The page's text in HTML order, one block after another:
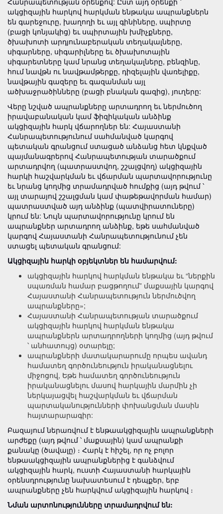
ակցիզային հարկով հարկման ենթակա ապրանքներն
են գարեջուրը, խաղողի եւ այլ գինիները, սպիրտը
(բացի կոնյակից) եւ սպիրտային խմիչքները,
ծխախոտի արդյունաբերական տեղակալները,
սիգարները, սիգարիլները եւ ծխախոտային
սիգարետները կամ նրանց տեղակալները, բենզինը,
հում նավթն ու նավթամթերքը, դիզելային վառելիքը,
նավթային գազերը եւ գազանման այլ
ածխաջրածինները (բացի բնական գազից), յուղերը:
Վերը նշված ապրանքները արտադրող եւ ներմուծող
իրավաբանական կամ ֆիզիկական անձինք
ակցիզային հարկ վճարողներ են: Հայաստանի
Հանրապետությունում սահմանված կարգով
պետական գրանցում ստացած անձանց հետ կնքված
պայմանագրերով Հանրապետության տարածքում
արտադրվող (պատրաստվող, շշալցվող) ակցիզային
հարկի հաշվարկման եւ վճարման պարտավորությունը
եւ նրանց կողմից տրամադրված հումքից (այդ թվում ՝
այլ տարայով շշալցման կամ փաթեթավորման համար)
պատրաստված այդ անձինք (պատվիրատուները)
կրում են: Նույն պարտավորությունը կրում են
ապրանքներ արտադրող անձինք, եթե սահմանված
կարգով Հայաստանի Հանրապետությունում չեն
ստացել պետական գրանցում:
Ակցիզային հարկի օբյեկտներ են համարվում:
ակցիզային հարկով հարկման ենթակա եւ “ներքին
սպառման համար բացթողում” մաքսային կարգով
Հայաստանի Հանրապետություն ներմուծվող
ապրանքները»;
Հայաստանի Հանրապետության տարածքում
ակցիզային հարկով հարկման ենթակա
ապրանքներն արտադրողների կողմից (այդ թվում
՝ անհատույց) օտարելը;
ապրանքների մատակարարումը որպես ավանդ
համատեղ գործունեություն իրականացնելու
միջոցով, Եթե համատեղ գործունեություն
իրականացնելու մասով հարկային մարմին չի
ներկայացվել հաշվարկման եւ վճարման
պարտականությունների փոխանցման մասին
հայտարարագիր:
Բազայում ներառվում է ենթաակցիզային ապրանքների
արժեքը (այդ թվում ՝ մաքսային) կամ ապրանքի
քանակը (ծավալը) ։ Հարկ է հիշել, որ ոչ բոլոր
ենթաակցիզային ապրանքներից է գանձվում
ակցիզային հարկ, ուստի Հայաստանի հարկային
օրենսդրությունը նախատեսում է դեպքեր, երբ
ապրանքները չեն հարկվում ակցիզային հարկով ։
Նման արտոնությունները տրամադրվում են: